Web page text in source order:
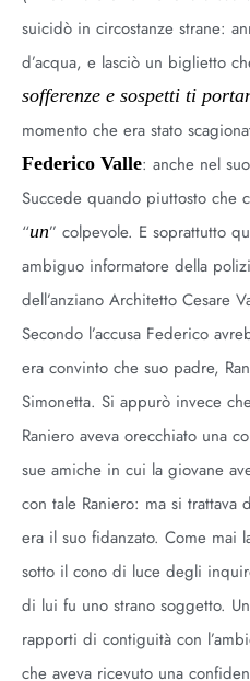
suicidò in circostanze strane:
d’acqua, e lasciò un biglietto
sofferenze e sospetti ti
momento che era stato
Federico Valle: anche nel
Succede quando piuttosto che
“un” colpevole. E soprattutto
ambiguo informatore della
dell’anziano Architetto Cesare
Secondo l’accusa Federico
era convinto che suo padre,
Simonetta. Si appurò invece
Raniero aveva orecchiato una
sue amiche in cui la giovane
con tale Raniero: ma si trattava
era il suo fidanzato. Come mai
sotto il cono di luce degli
di lui fu uno strano soggetto.
rapporti di contiguità con
che aveva ricevuto una